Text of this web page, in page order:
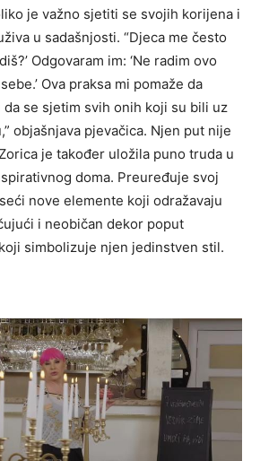
je važno sjetiti se svojih korijena i
u sadašnjosti. “Djeca me često
Odgovaram im: ‘Ne radim ovo
Ova praksa mi pomaže da
se sjetim svih onih koji su bili uz
objašnjava pjevačica. Njen put nije
je također uložila puno truda u
doma. Preuređuje svoj
nove elemente koji odražavaju
i neobičan dekor poput
simbolizuje njen jedinstven stil.